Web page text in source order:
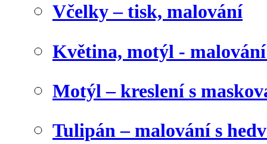
Včelky – tisk, malování
Květina, motýl -
Motýl – kreslení s
Tulipán – malování s